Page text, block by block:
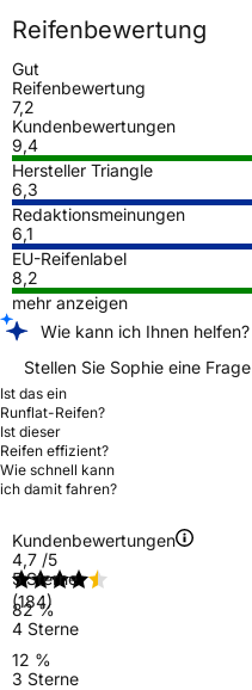
Reifenbewertung
Gut
Reifenbewertung
7,2
Kundenbewertungen
9,4
Hersteller Triangle
6,3
Redaktionsmeinungen
6,1
EU-Reifenlabel
8,2
mehr anzeigen
Wie kann ich Ihnen helfen?
Stellen Sie Sophie eine Frage
Ist das ein
Runflat-Reifen?
Ist dieser
Reifen effizient?
Wie schnell kann
ich damit fahren?
Kundenbewertungen
4,7 /5
(184)
5 Sterne
82 %
4 Sterne
12 %
3 Sterne